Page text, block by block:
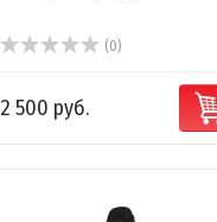
(0)
2 500 руб.